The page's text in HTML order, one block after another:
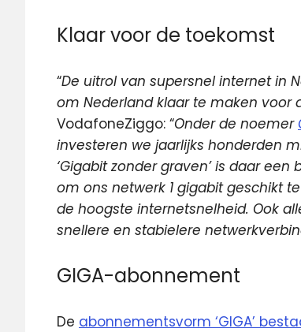
Klaar voor de toekomst
“De uitrol van supersnel internet in
om Nederland klaar te maken voor
VodafoneZiggo: “Onder de noemer
investeren we jaarlijks honderden
‘Gigabit zonder graven’ is daar
om ons netwerk 1 gigabit geschikt
de hoogste internetsnelheid. Ook
snellere en stabielere
GIGA-abonnement
De abonnementsvorm ‘GIGA’